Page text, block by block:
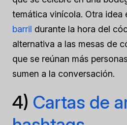
temática vinícola. Otra idea
barril durante la hora del
alternativa a las mesas de
que se reúnan más
sumen a la conversación.
4) Cartas de